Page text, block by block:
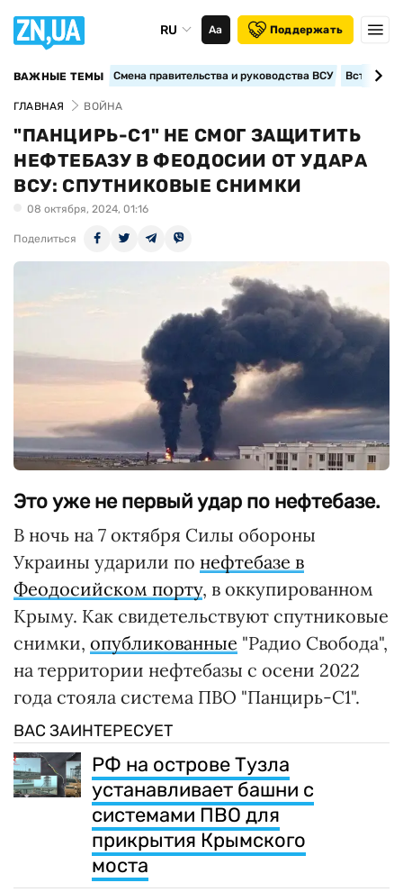
RU Аа Поддержать
ВАЖНЫЕ ТЕМЫ Смена правительства и руководства ВСУ
ГЛАВНАЯ ВОЙНА
"ПАНЦИРЬ-С1" НЕ СМОГ ЗАЩИТИТЬ
НЕФТЕБАЗУ В ФЕОДОСИИ ОТ УДАРА
ВСУ: СПУТНИКОВЫЕ СНИМКИ
08 октября, 2024, 01:16
Поделиться
Это уже не первый удар по нефтебазе.
В ночь на 7 октября Силы обороны
Украины ударили по нефтебазе в
Феодосийском порту, в оккупированном
Крыму. Как свидетельствуют спутниковые
снимки, опубликованные "Радио Свобода",
на территории нефтебазы с осени 2022
года стояла система ПВО "Панцирь-С1".
ВАС ЗАИНТЕРЕСУЕТ
РФ на острове Тузла
устанавливает башни с
системами ПВО для
прикрытия Крымского
моста